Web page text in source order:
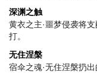
深渊之触
黄衣之主·噩梦侵袭将
打。
无住涅槃
宿伞之魂·无住涅槃扔